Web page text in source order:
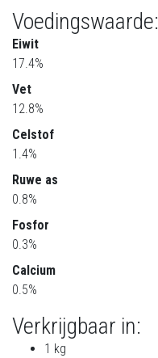
Voedingswaarde:
Eiwit
17.4%
Vet
12.8%
Celstof
1.4%
Ruwe as
0.8%
Fosfor
0.3%
Calcium
0.5%
Verkrijgbaar in:
1 kg